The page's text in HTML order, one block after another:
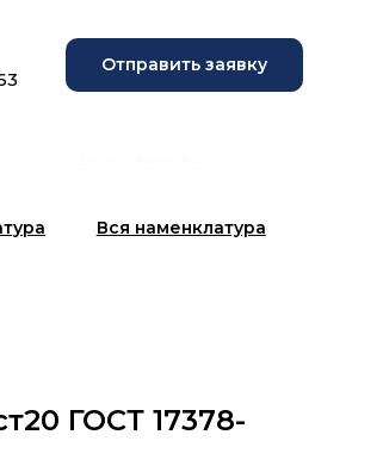
Отправить заявку
Вся наменклатура
ГОСТ 17378-